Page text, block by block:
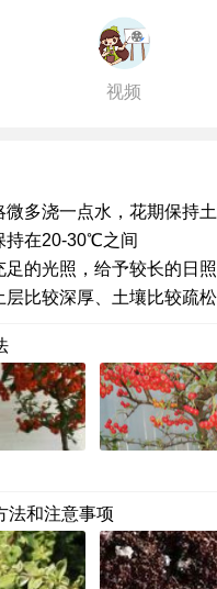
视频
微多浇一点水，花期保持
持在20-30℃之间
的光照，给予较长的日
层比较深厚、土壤比较疏
法和注意事项